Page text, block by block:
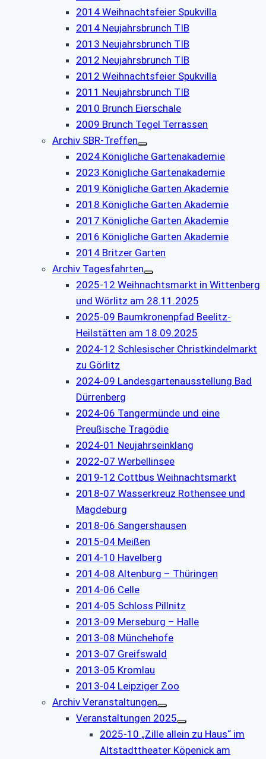
2014 Weihnachtsfeier Spukvilla
2014 Neujahrsbrunch TIB
2013 Neujahrsbrunch TIB
2012 Neujahrsbrunch TIB
2012 Weihnachtsfeier Spukvilla
2011 Neujahrsbrunch TIB
2010 Brunch Eierschale
2009 Brunch Tegel Terrassen
Archiv SBR-Treffen
2024 Königliche Gartenakademie
2023 Königliche Gartenakademie
2019 Königliche Garten Akademie
2018 Königliche Garten Akademie
2017 Königliche Garten Akademie
2016 Königliche Garten Akademie
2014 Britzer Garten
Archiv Tagesfahrten
2025-12 Weihnachtsmarkt in Wittenberg
und Wörlitz am 28.11.2025
2025-09 Baumkronenpfad Beelitz-
Heilstätten am 18.09.2025
2024-12 Schlesischer Christkindelmarkt
zu Görlitz
2024-09 Landesgartenausstellung Bad
Dürrenberg
2024-06 Tangermünde und eine
Preußische Tragödie
2024-01 Neujahrseinklang
2022-07 Werbellinsee
2019-12 Cottbus Weihnachtsmarkt
2018-07 Wasserkreuz Rothensee und
Magdeburg
2018-06 Sangershausen
2015-04 Meißen
2014-10 Havelberg
2014-08 Altenburg – Thüringen
2014-06 Celle
2014-05 Schloss Pillnitz
2013-09 Merseburg – Halle
2013-08 Münchehofe
2013-07 Greifswald
2013-05 Kromlau
2013-04 Leipziger Zoo
Archiv Veranstaltungen
Veranstaltungen 2025
2025-10 „Zille allein zu Haus“ im
Altstadttheater Köpenick am